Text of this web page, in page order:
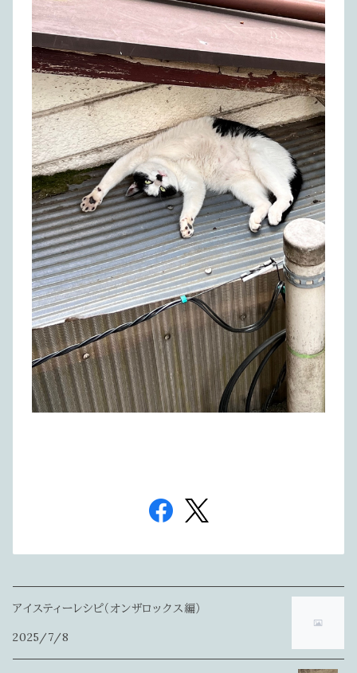
アイスティーレシピ（オンザロックス編）
2025/7/8